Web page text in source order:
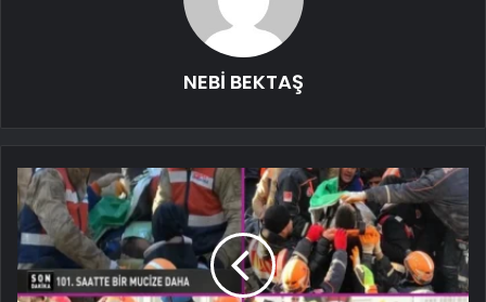
NEBİ BEKTAŞ